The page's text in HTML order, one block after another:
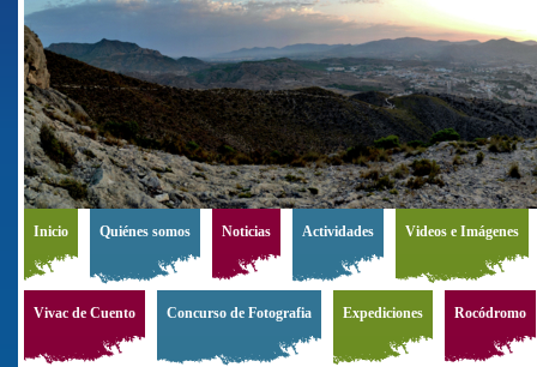
Inicio Quiénes somos Noticias Actividades Videos e Imágenes
Vivac de Cuento Concurso de Fotografia Expediciones Rocódromo